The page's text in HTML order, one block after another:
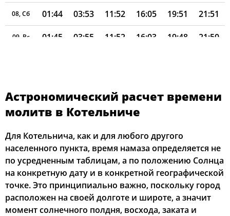
08, Сб 01:44 03:53 11:52 16:05 19:51 21:51
09, Вс 01:45 03:55 11:52 16:03 19:48 21:50
12, Ср 04:02 11:52 19:41
14, Пт 01:50 04:06 11:51 15:57 19:36 21:43
15, Сб 01:51 04:08 11:51 15:56 19:33 21:42
16, Вс 01:52 04:10 11:51 15:54 19:30 21:40
Астрономический расчет времени
молитв в Котельниче
Для Котельнича, как и для любого другого
населенного пункта, время намаза определяется не
по усредненным таблицам, а по положению Солнца
на конкретную дату и в конкретной географической
точке. Это принципиально важно, поскольку город
расположен на своей долготе и широте, а значит
момент солнечного полдня, восхода, заката и